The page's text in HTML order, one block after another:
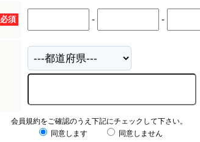
必須 - -
会員規約をご確認のうえ下記にチェックして下さい。
同意します
同意しません